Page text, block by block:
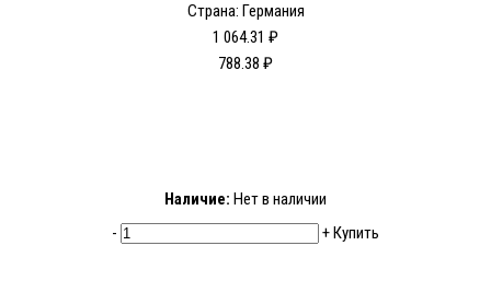
Страна: Германия
1 064.31 ₽
788.38 ₽
Наличие: Нет в наличии
-
+Купить